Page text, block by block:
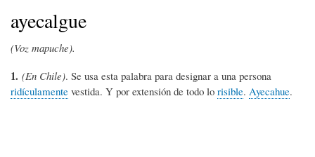
ayecalgue
(Voz mapuche).
1. (En Chile). Se usa esta palabra para designar a una persona
ridículamente vestida. Y por extensión de todo lo risible. Ayecahue.